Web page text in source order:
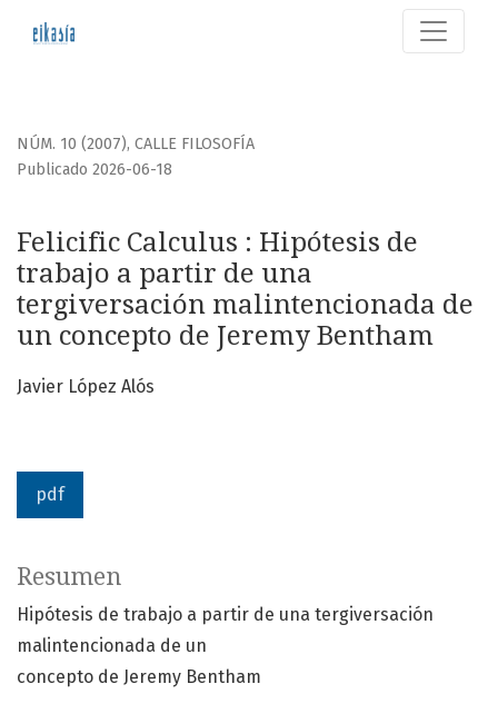
NÚM. 10 (2007), CALLE FILOSOFÍA
Felicific Calculus : Hipótesis de
trabajo a partir de una
tergiversación malintencionada de
un concepto de Jeremy Bentham
Publicado 2026-06-18
Javier López Alós
pdf
Resumen
Hipótesis de trabajo a partir de una tergiversación
malintencionada de un
concepto de Jeremy Bentham